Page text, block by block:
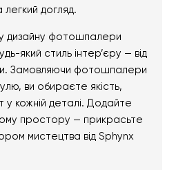
легкий догляд.
дизайну фотошпалери
який стиль інтер’єру — від
Замовляючи фотошпалери
ви обираєте якість,
кожній деталі. Додайте
простору — прикрасьте
мистецтва від Sphynx